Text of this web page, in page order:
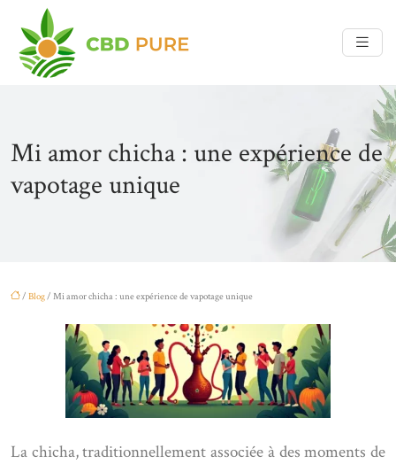
Mi amor chicha : une expérience de
vapotage unique
/ Blog/ Mi amor chicha : une expérience de vapotage unique
La chicha, traditionnellement associée à des moments de